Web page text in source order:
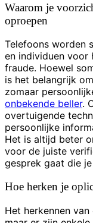
Waarom je
oproepen
Telefoons worden
en individuen voor
fraude. Hoewel
is het belangrijk
zomaar
onbekende beller.
overtuigende
persoonlijke
Het is altijd beter
voor de juiste
gesprek gaat die
Hoe herken je
Het herkennen